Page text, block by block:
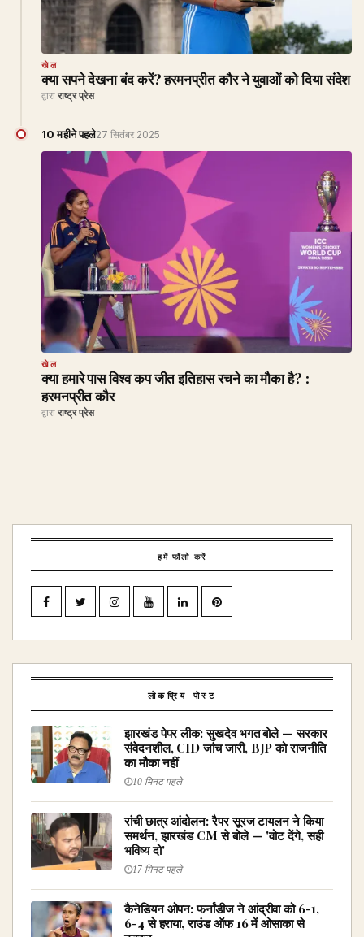
खेल
क्या सपने देखना बंद करें? हरमनप्रीत कौर ने युवाओं को दिया संदेश
द्वारा राष्ट्र प्रेस
10 महीने पहले27 सितंबर 2025
खेल
क्या हमारे पास विश्व कप जीत इतिहास रचने का मौका है? :
हरमनप्रीत कौर
द्वारा राष्ट्र प्रेस
हमें फॉलो करें
लोकप्रिय पोस्ट
झारखंड पेपर लीक: सुखदेव भगत बोले — सरकार
संवेदनशील, CID जांच जारी, BJP को राजनीति
का मौका नहीं
10 मिनट पहले
रांची छात्र आंदोलन: रैपर सूरज टायलन ने किया
समर्थन, झारखंड CM से बोले — 'वोट देंगे, सही
भविष्य दो'
17 मिनट पहले
कैनेडियन ओपन: फर्नांडीज ने आंद्रीवा को 6-1,
6-4 से हराया, राउंड ऑफ 16 में ओसाका से